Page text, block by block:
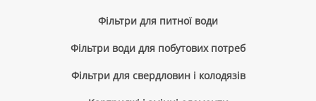
Фільтри для питної води
Фільтри води для побутових потреб
Фільтри для свердловин і колодязів